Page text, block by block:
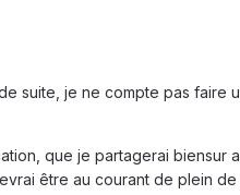
suite, je ne compte pas faire
que je partagerai biensur
être au courant de plein